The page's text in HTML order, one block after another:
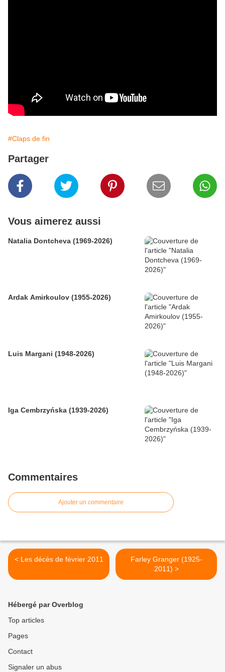
#Claps de fin
Partager
Vous aimerez aussi
Natalia Dontcheva (1969-2026)
Ardak Amirkoulov (1955-2026)
Luis Margani (1948-2026)
Iga Cembrzyńska (1939-2026)
Commentaires
Ajouter un commentaire
< Les décès de février 2011
Farley Granger (1925-
2011) >
Hébergé par Overblog
Top articles
Pages
Contact
Signaler un abus